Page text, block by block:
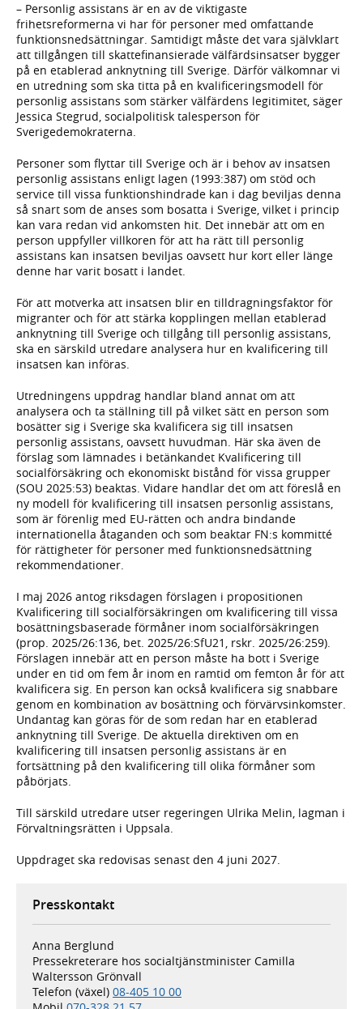
– Personlig assistans är en av de viktigaste
frihetsreformerna vi har för personer med omfattande
funktionsnedsättningar. Samtidigt måste det vara självklart
att tillgången till skattefinansierade välfärdsinsatser bygger
på en etablerad anknytning till Sverige. Därför välkomnar vi
en utredning som ska titta på en kvalificeringsmodell för
personlig assistans som stärker välfärdens legitimitet, säger
Jessica Stegrud, socialpolitisk talesperson för
Sverigedemokraterna.
Personer som flyttar till Sverige och är i behov av insatsen
personlig assistans enligt lagen (1993:387) om stöd och
service till vissa funktionshindrade kan i dag beviljas denna
så snart som de anses som bosatta i Sverige, vilket i princip
kan vara redan vid ankomsten hit. Det innebär att om en
person uppfyller villkoren för att ha rätt till personlig
assistans kan insatsen beviljas oavsett hur kort eller länge
denne har varit bosatt i landet.
För att motverka att insatsen blir en tilldragningsfaktor för
migranter och för att stärka kopplingen mellan etablerad
anknytning till Sverige och tillgång till personlig assistans,
ska en särskild utredare analysera hur en kvalificering till
insatsen kan införas.
Utredningens uppdrag handlar bland annat om att
analysera och ta ställning till på vilket sätt en person som
bosätter sig i Sverige ska kvalificera sig till insatsen
personlig assistans, oavsett huvudman. Här ska även de
förslag som lämnades i betänkandet Kvalificering till
socialförsäkring och ekonomiskt bistånd för vissa grupper
(SOU 2025:53) beaktas. Vidare handlar det om att föreslå en
ny modell för kvalificering till insatsen personlig assistans,
som är förenlig med EU-rätten och andra bindande
internationella åtaganden och som beaktar FN:s kommitté
för rättigheter för personer med funktionsnedsättning
rekommendationer.
I maj 2026 antog riksdagen förslagen i propositionen
Kvalificering till socialförsäkringen om kvalificering till vissa
bosättningsbaserade förmåner inom socialförsäkringen
(prop. 2025/26:136, bet. 2025/26:SfU21, rskr. 2025/26:259).
Förslagen innebär att en person måste ha bott i Sverige
under en tid om fem år inom en ramtid om femton år för att
kvalificera sig. En person kan också kvalificera sig snabbare
genom en kombination av bosättning och förvärvsinkomster.
Undantag kan göras för de som redan har en etablerad
anknytning till Sverige. De aktuella direktiven om en
kvalificering till insatsen personlig assistans är en
fortsättning på den kvalificering till olika förmåner som
påbörjats.
Till särskild utredare utser regeringen Ulrika Melin, lagman i
Förvaltningsrätten i Uppsala.
Uppdraget ska redovisas senast den 4 juni 2027.
Presskontakt
Anna Berglund
Pressekreterare hos socialtjänstminister Camilla
Waltersson Grönvall
Telefon (växel) 08-405 10 00